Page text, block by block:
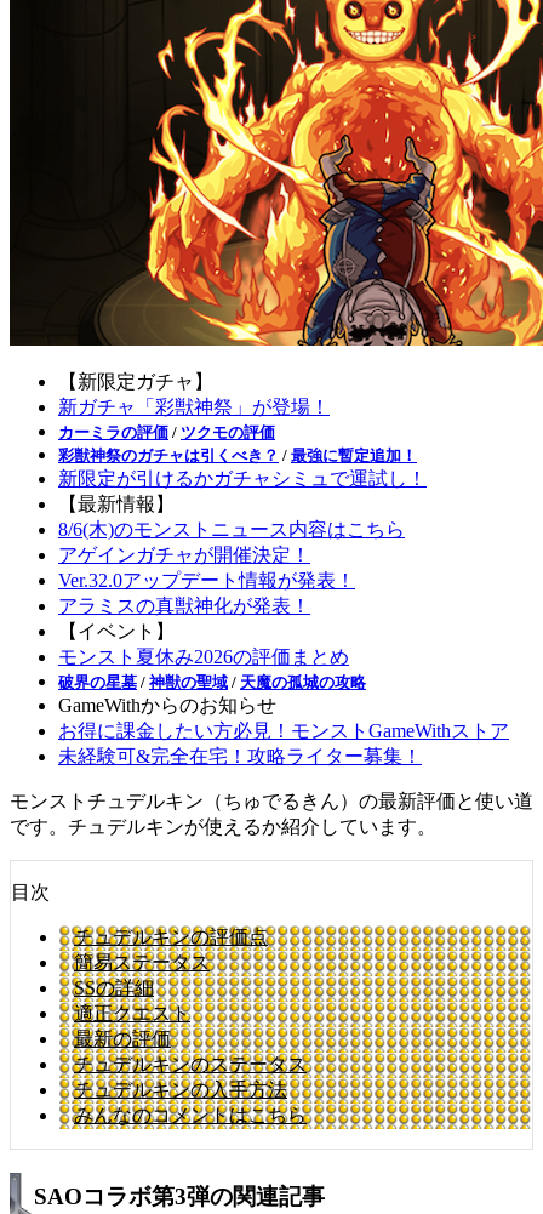
【新限定ガチャ】
新ガチャ「彩獣神祭」が登場！
カーミラの評価 / ツクモの評価
彩獣神祭のガチャは引くべき？ / 最強に暫定追加！
新限定が引けるかガチャシミュで運試し！
【最新情報】
8/6(木)のモンストニュース内容はこちら
アゲインガチャが開催決定！
Ver.32.0アップデート情報が発表！
アラミスの真獣神化が発表！
【イベント】
モンスト夏休み2026の評価まとめ
破界の星墓 / 神獣の聖域 / 天魔の孤城の攻略
GameWithからのお知らせ
お得に課金したい方必見！モンストGameWithストア
未経験可&完全在宅！攻略ライター募集！
モンストチュデルキン（ちゅでるきん）の最新評価と使い道
です。チュデルキンが使えるか紹介しています。
目次
チュデルキンの評価点
簡易ステータス
SSの詳細
適正クエスト
最新の評価
チュデルキンのステータス
チュデルキンの入手方法
みんなのコメントはこちら
SAOコラボ第3弾の関連記事